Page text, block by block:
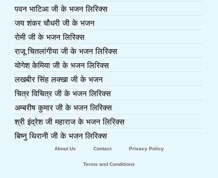
पवन भाटिआ जी के भजन लिरिक्स
जय शंकर चौधरी जी के भजन
रोमी जी के भजन लिरिक्स
राजू चितलांगीया जी के भजन लिरिक्स
योगेश केमिया जी के भजन लिरिक्स
लखबीर सिंह लक्खा जी के भजन
चित्र विचित्र जी के भजन लिरिक्स
अम्बरीष कुमार जी के भजन लिरिक्स
श्री इंद्रेश जी महाराज के भजन लिरिक्स
बिष्नु थिरानी जी के भजन लिरिक्स
About Us Contact Privacy Policy
Terms and Conditions